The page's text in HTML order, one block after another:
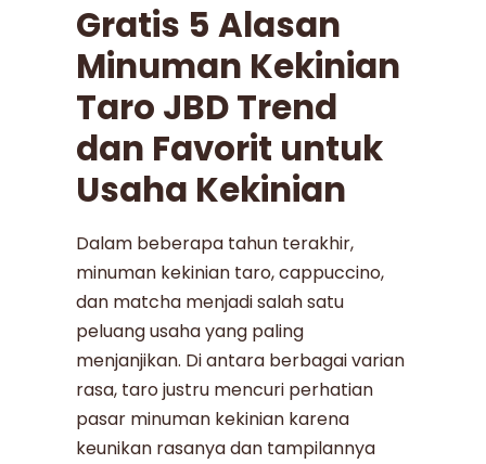
Gratis 5 Alasan
Minuman Kekinian
Taro JBD Trend
dan Favorit untuk
Usaha Kekinian
Dalam beberapa tahun terakhir,
minuman kekinian taro, cappuccino,
dan matcha menjadi salah satu
peluang usaha yang paling
menjanjikan. Di antara berbagai varian
rasa, taro justru mencuri perhatian
pasar minuman kekinian karena
keunikan rasanya dan tampilannya